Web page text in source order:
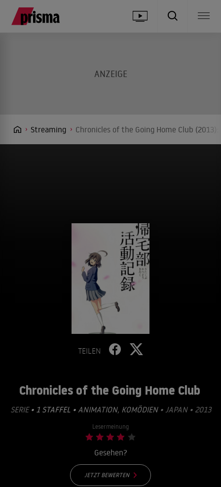
Streaming Chronicles of the Going Home Club
TEILEN
Chronicles of the Going Home Club
SERIE • 1 STAFFEL • ANIMATION, KOMÖDIEN• JAPAN • 2013
Lesermeinung
Gesehen?
JETZT BEWERTEN